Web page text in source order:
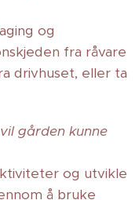
og
fra råvare
drivhuset, eller ta
vil gården kunne
og utvikle
å bruke